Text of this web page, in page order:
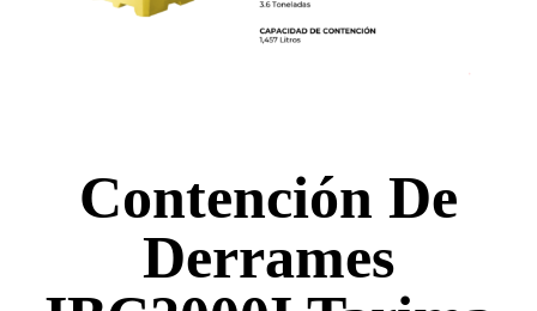
Contención De
Derrames